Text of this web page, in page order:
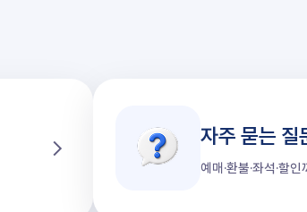
자주 묻는 질
예매·환불·좌석·할